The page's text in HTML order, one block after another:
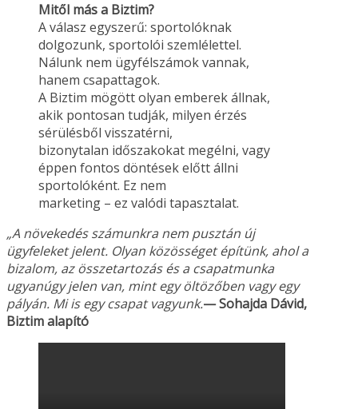
Mitől más a Biztim?
A válasz egyszerű: sportolóknak
dolgozunk, sportolói szemlélettel.
Nálunk nem ügyfélszámok vannak,
hanem csapattagok.
A Biztim mögött olyan emberek állnak,
akik pontosan tudják, milyen érzés
sérülésből visszatérni,
bizonytalan időszakokat megélni, vagy
éppen fontos döntések előtt állni
sportolóként. Ez nem
marketing – ez valódi tapasztalat.
„A növekedés számunkra nem pusztán új
ügyfeleket jelent. Olyan közösséget építünk, ahol a
bizalom, az összetartozás és a csapatmunka
ugyanúgy jelen van, mint egy öltözőben vagy egy
pályán. Mi is egy csapat vagyunk.— Sohajda Dávid,
Biztim alapító